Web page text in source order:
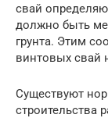
свай
должно быть
грунта. Этим
винтовых свай
Существуют
строительства